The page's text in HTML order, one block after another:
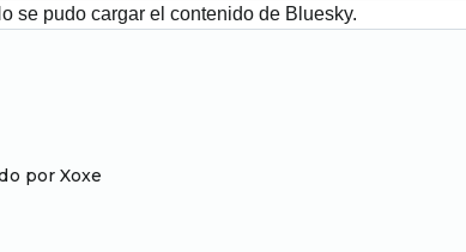
se pudo cargar el contenido de Bluesky.
por Xoxe